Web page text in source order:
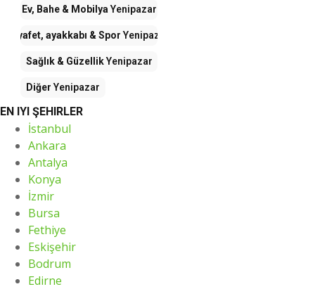
Ev, Bahe & MobilyaYenipazar
Kıyafet, ayakkabı & SporYenipazar
Sağlık & GüzellikYenipazar
DiğerYenipazar
EN IYI ŞEHIRLER
İstanbul
Ankara
Antalya
Konya
İzmir
Bursa
Fethiye
Eskişehir
Bodrum
Edirne